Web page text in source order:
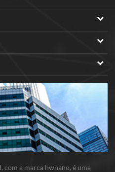
a marca hwnano, é uma